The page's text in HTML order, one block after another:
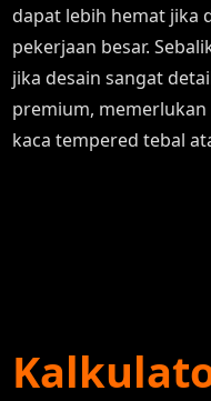
dapat lebih hemat jika
pekerjaan besar.
jika desain sangat
premium,
kaca tempered tebal